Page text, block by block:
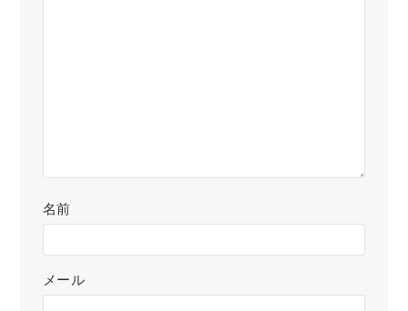
名前
メール